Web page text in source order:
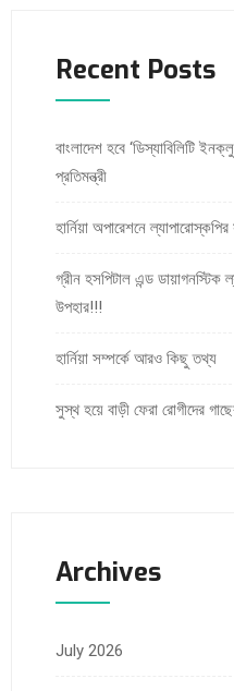
Recent Posts
বাংলাদেশ হবে ‘ডিস্যাবিলিটি
প্রতিমন্ত্রী
হার্নিয়া অপারেশনে
গ্রীন হসপিটাল এন্ড ডায়াগনস্টিক
উপহার!!!
হার্নিয়া সম্পর্কে আরও কিছু তথ্য
সুস্থ হয়ে বাড়ী ফেরা রোগীদের
Archives
July 2026